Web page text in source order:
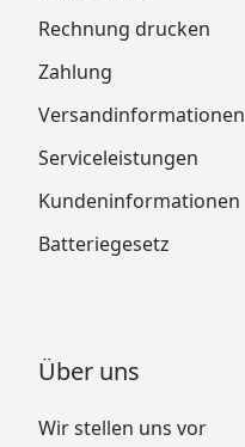
Rechnung drucken
Zahlung
Versandinformationen
Serviceleistungen
Kundeninformationen
Batteriegesetz
Über uns
Wir stellen uns vor